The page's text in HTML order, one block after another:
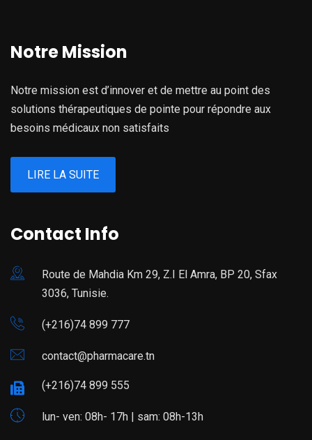
Notre Mission
Notre mission est d’innover et de mettre au point des
solutions thérapeutiques de pointe pour répondre aux
besoins médicaux non satisfaits
LIRE LA SUITE
Contact Info
Route de Mahdia Km 29, Z.I El Amra, BP 20, Sfax
3036, Tunisie.
(+216)74 899 777
contact@pharmacare.tn
(+216)74 899 555
lun- ven: 08h- 17h | sam: 08h-13h